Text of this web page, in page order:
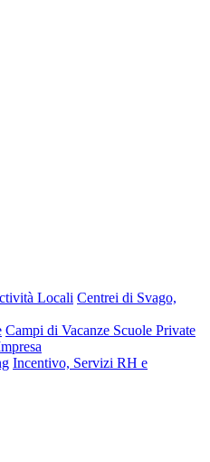
Locali Centrei di Svago,
Campi di Vacanze Scuole Private
Incentivo, Servizi RH e